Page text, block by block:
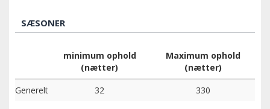
SÆSONER
minimum ophold
(nætter)
Maximum ophold
(nætter)
Generelt
32 330